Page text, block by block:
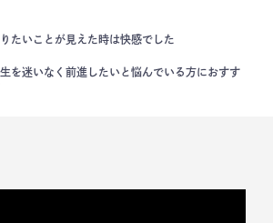
たいことが見えた時は快感でした
を迷いなく前進したいと悩んでいる方におすす